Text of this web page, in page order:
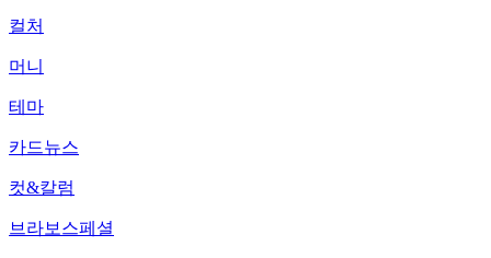
컬처
머니
테마
카드뉴스
컷&칼럼
브라보스페셜